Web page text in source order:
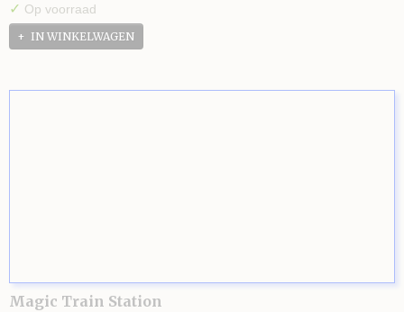
✓ Op voorraad
IN WINKELWAGEN
Magic Train Station